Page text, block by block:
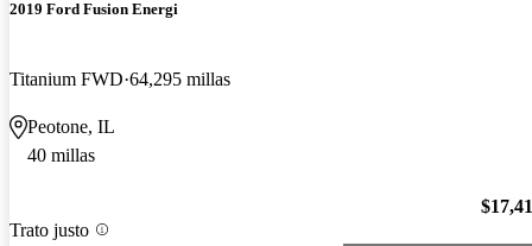
2019 Ford Fusion Energi
Titanium FWD 64,295 millas
Peotone, IL
40 millas
Trato justo